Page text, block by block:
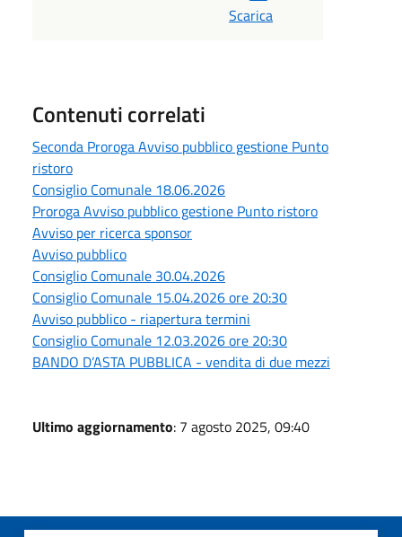
Scarica
Contenuti correlati
Seconda Proroga Avviso pubblico gestione Punto
ristoro
Consiglio Comunale 18.06.2026
Proroga Avviso pubblico gestione Punto ristoro
Avviso per ricerca sponsor
Avviso pubblico
Consiglio Comunale 30.04.2026
Consiglio Comunale 15.04.2026 ore 20:30
Avviso pubblico - riapertura termini
Consiglio Comunale 12.03.2026 ore 20:30
BANDO D’ASTA PUBBLICA - vendita di due mezzi
Ultimo aggiornamento: 7 agosto 2025, 09:40